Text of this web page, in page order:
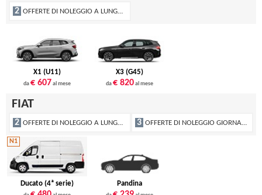
2 OFFERTE DI NOLEGGIO A LUNGO TERMINE
X1 (U11)
da€ 607 al mese
X3 (G45)
da€ 820 al mese
FIAT
2 OFFERTE DI NOLEGGIO A LUNGO TERMINE 3 OFFERTE DI NOLEGGIO GIORNALIERO
N1
Ducato (4ª serie) Pandina